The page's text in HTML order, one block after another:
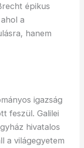
épikus
a
hanem
igazság
feszül. Galilei
hivatalos
a világegyetem